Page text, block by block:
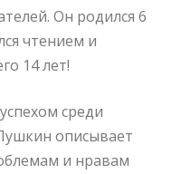
Он родился 6
чтением и
14 лет!
среди
описывает
и нравам